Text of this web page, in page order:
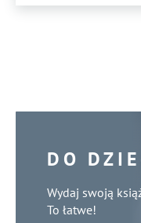
DO
Wydaj swoją
To łatwe!